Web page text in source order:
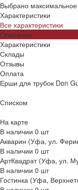
Выбрано максимальное
Характеристики
Все характеристики
Описание
Характеристики
Склады
Отзывы
Оплата
Ерши для трубок Don
Списком
На карте
В наличии 0 шт
Акварин (Уфа, ул.
В наличии 0 шт
АртКвадрат (Уфа, ул.
В наличии 0 шт
Гостинка (Уфа,